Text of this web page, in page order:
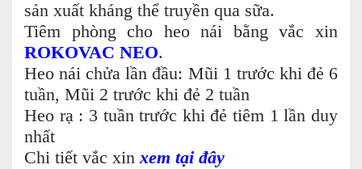
sản xuất kháng thể truyền qua sữa.
Tiêm phòng cho heo nái bằng vắc xin
ROKOVAC NEO.
Heo nái chửa lần đầu: Mũi 1 trước khi đẻ 6
tuần, Mũi 2 trước khi đẻ 2 tuần
Heo rạ : 3 tuần trước khi đẻ tiêm 1 lần duy
nhất
Chi tiết vắc xinxem tại đây